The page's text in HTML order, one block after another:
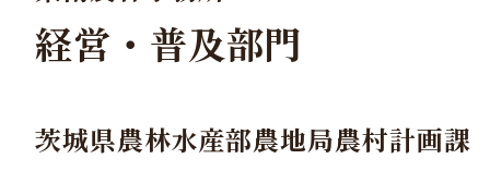
経営・普及部門
茨城県農林水産部農地局農村計画課